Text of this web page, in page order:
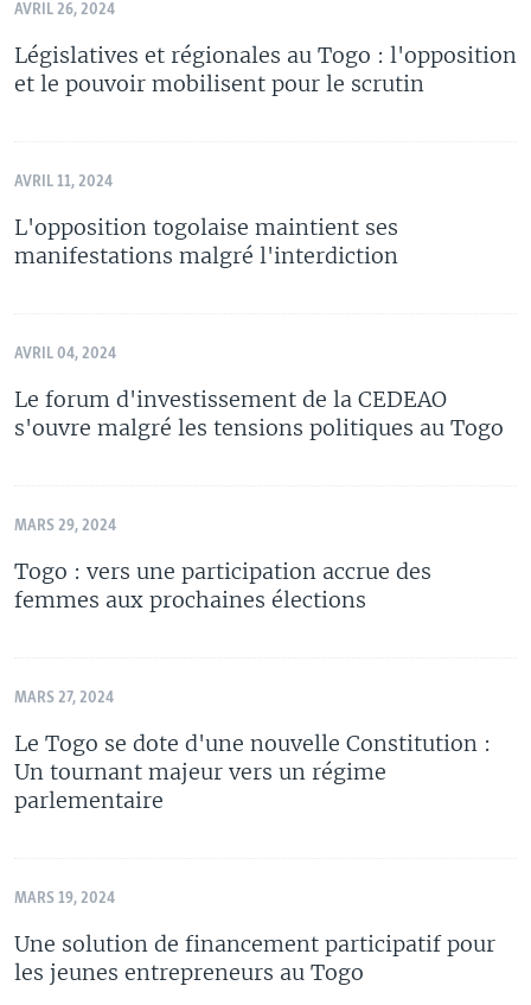
AVRIL 26, 2024
Législatives et régionales au Togo : l'opposition
et le pouvoir mobilisent pour le scrutin
AVRIL 11, 2024
L'opposition togolaise maintient ses
manifestations malgré l'interdiction
AVRIL 04, 2024
Le forum d'investissement de la CEDEAO
s'ouvre malgré les tensions politiques au Togo
MARS 29, 2024
Togo : vers une participation accrue des
femmes aux prochaines élections
MARS 27, 2024
Le Togo se dote d'une nouvelle Constitution :
Un tournant majeur vers un régime
parlementaire
MARS 19, 2024
Une solution de financement participatif pour
les jeunes entrepreneurs au Togo